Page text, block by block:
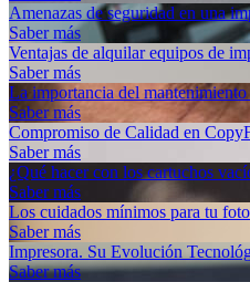
Amenazas de seguridad en una
Saber más
Ventajas de alquilar equipos de
Saber más
La importancia del mantenimiento
Saber más
Compromiso de Calidad en
Saber más
¿Qué hacer con los cartuchos
Saber más
Los cuidados mínimos para tu
Saber más
Impresora. Su Evolución
Saber más